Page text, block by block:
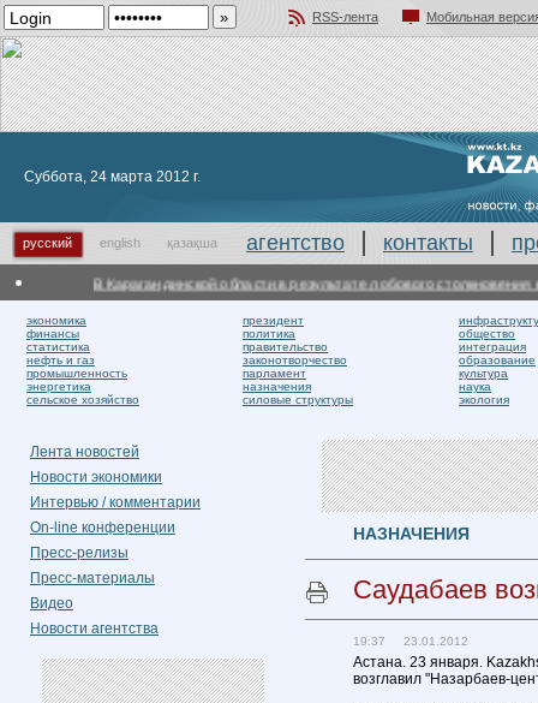
RSS-лента
Мобильная
Суббота, 24 марта 2012 г.
русский english қазақша агентство контакты
В Карагандинской области в результате лобового столкновения на
экономика
финансы
статистика
нефть и газ
промышленность
энергетика
сельское хозяйство
президент
политика
правительство
законотворчество
парламент
назначения
силовые структуры
общество
интеграция
образование
культура
наука
экология
Лента новостей
Новости экономики
Интервью / комментарии
On-line конференции
Пресс-релизы
Пресс-материалы
Видео
Новости агентства
НАЗНАЧЕНИЯ
Саудабаев
19:37 23.01.2012
Астана. 23 января.
возглавил "Назарбаев-